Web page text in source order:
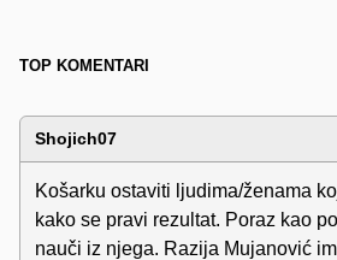
TOP KOMENTARI
Shojich07
Košarku ostaviti ljudima/ženama
kako se pravi rezultat. Poraz kao
nauči iz njega. Razija Mujanović